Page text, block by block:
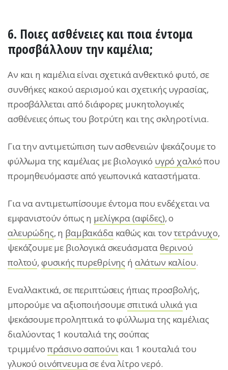
6. Ποιες ασθένειες και ποια έντομα
προσβάλλουν την καμέλια;
Αν και η καμέλια είναι σχετικά ανθεκτικό φυτό, σε
συνθήκες κακού αερισμού και σχετικής υγρασίας,
προσβάλλεται από διάφορες μυκητολογικές
ασθένειες όπως του βοτρύτη και της σκληροτίνια.
Για την αντιμετώπιση των ασθενειών ψεκάζουμε το
φύλλωμα της καμέλιας με βιολογικό υγρό χαλκόπου
προμηθευόμαστε από γεωπονικά καταστήματα.
Για να αντιμετωπίσουμε έντομα που ενδέχεται να
εμφανιστούν όπως η μελίγκρα (αφίδες), ο
αλευρώδης, η βαμβακάδακαθώς και τοντετράνυχο,
ψεκάζουμε με βιολογικά σκευάσματαθερινού
πολτού, φυσικής πυρεθρίνης ή αλάτων καλίου.
Εναλλακτικά, σε περιπτώσεις ήπιας προσβολής,
μπορούμε να αξιοποιήσουμεσπιτικά υλικάγια
ψεκάσουμε προληπτικά το φύλλωμα της καμέλιας
διαλύοντας 1 κουταλιά της σούπας
τριμμένο πράσινο σαπούνικαι 1 κουταλιά του
γλυκού οινόπνευμασε ένα λίτρο νερό.